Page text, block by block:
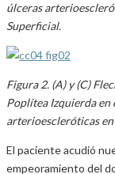
úlceras
Superficial.
Figura 2. (A) y (C)
Poplítea Izquierda en
arterioescleróticas
El paciente acudió
empeoramiento del